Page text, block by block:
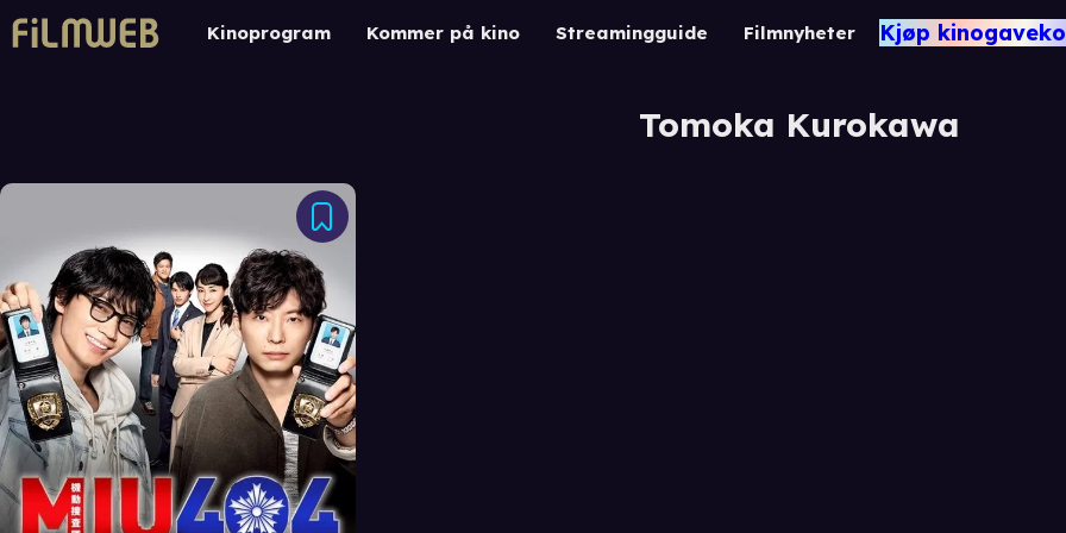
Kinoprogram Kommer på kino Streamingguide Filmnyheter Kjøp
Tomoka Kurokawa